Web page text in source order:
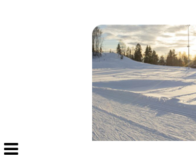
Veksle
navigasjon